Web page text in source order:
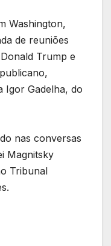
Washington,
de reuniões
Trump e
Igor Gadelha, do
nas conversas
Magnitsky
Tribunal